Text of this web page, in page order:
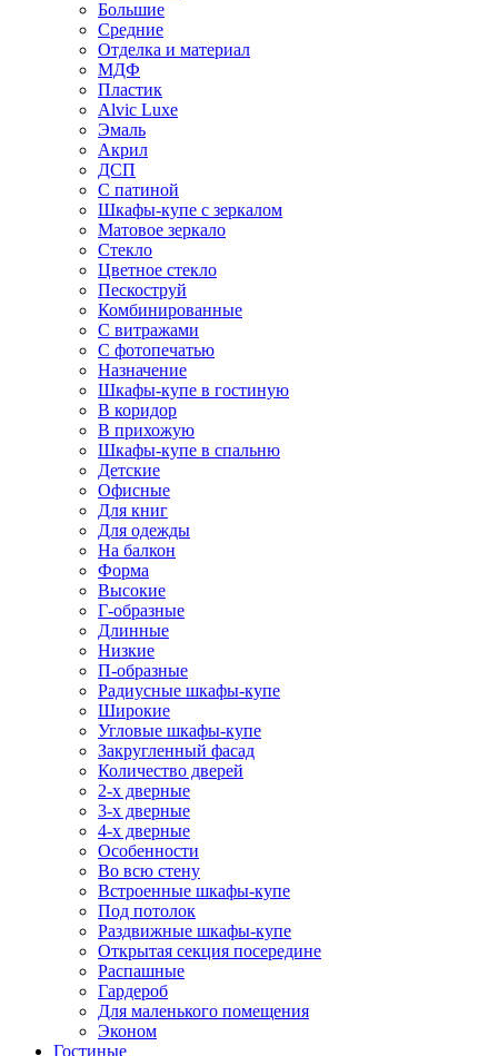
Большие
Средние
Отделка и материал
МДФ
Пластик
Alvic Luxe
Эмаль
Акрил
ДСП
С патиной
Шкафы-купе с зеркалом
Матовое зеркало
Стекло
Цветное стекло
Пескоструй
Комбинированные
С витражами
С фотопечатью
Назначение
Шкафы-купе в гостиную
В коридор
В прихожую
Шкафы-купе в спальню
Детские
Офисные
Для книг
Для одежды
На балкон
Форма
Высокие
Г-образные
Длинные
Низкие
П-образные
Радиусные шкафы-купе
Широкие
Угловые шкафы-купе
Закругленный фасад
Количество дверей
2-х дверные
3-х дверные
4-х дверные
Особенности
Во всю стену
Встроенные шкафы-купе
Под потолок
Раздвижные шкафы-купе
Открытая секция посередине
Распашные
Гардероб
Для маленького помещения
Эконом
Гостиные